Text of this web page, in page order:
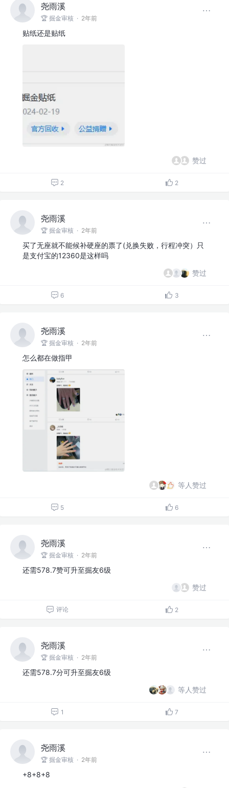
尧雨溪
🏆 掘金审核 · 2年前
贴纸还是贴纸
赞过
2 2
尧雨溪
🏆 掘金审核 · 2年前
买了无座就不能候补硬座的票了(兑换失败，行程冲突）只
是支付宝的12360是这样吗
赞过
6 3
尧雨溪
🏆 掘金审核 · 2年前
怎么都在做指甲
等人赞过
5 6
尧雨溪
🏆 掘金审核 · 2年前
还需578.7赞可升至掘友6级
赞过
评论 2
尧雨溪
🏆 掘金审核 · 2年前
还需578.7分可升至掘友6级
等人赞过
1 7
尧雨溪
🏆 掘金审核 · 2年前
+8+8+8